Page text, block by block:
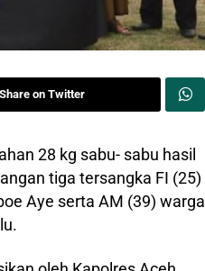
Share on Twitter
28 kg sabu- sabu hasil
tiga tersangka FI (25)
Aye serta AM (39) warga